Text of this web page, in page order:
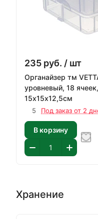
235 руб. / шт
Органайзер тм
уровневый, 18
15х15х12,5см
5 Под заказ от 2
В корзину
Хранение